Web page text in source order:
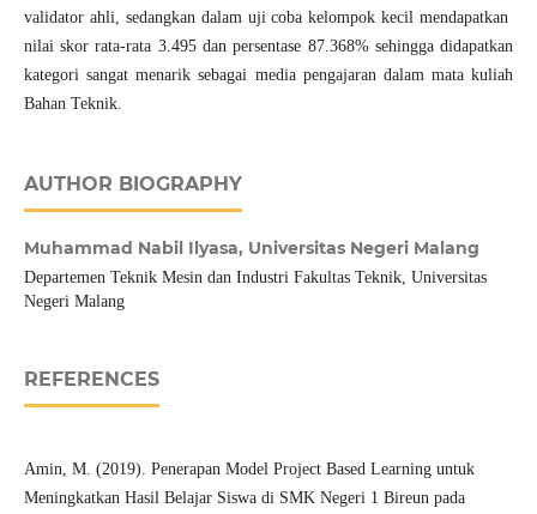
validator ahli, sedangkan dalam uji coba kelompok kecil mendapatkan
nilai skor rata-rata 3.495 dan persentase 87.368% sehingga didapatkan
kategori sangat menarik sebagai media pengajaran dalam mata kuliah
Bahan Teknik.
AUTHOR BIOGRAPHY
Muhammad Nabil Ilyasa, Universitas Negeri Malang
Departemen Teknik Mesin dan Industri Fakultas Teknik, Universitas
Negeri Malang
REFERENCES
Amin, M. (2019). Penerapan Model Project Based Learning untuk
Meningkatkan Hasil Belajar Siswa di SMK Negeri 1 Bireun pada